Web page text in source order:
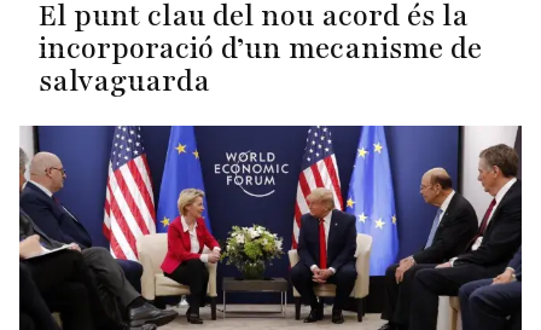
El punt clau del nou acord és la
incorporació d’un mecanisme de
salvaguarda